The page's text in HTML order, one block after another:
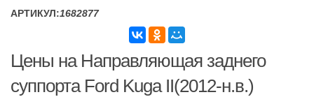
АРТИКУЛ:1682877
Цены на Направляющая заднего
суппорта Ford Kuga II(2012-н.в.)